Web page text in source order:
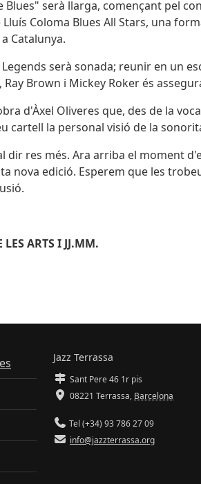
Blues" serà llarga, començant pel
Coloma Blues All Stars, una
Catalunya.
serà sonada; reunir en un
Ray Brown i Mickey Roker és
d'Àxel Oliveres que, des de la
cartell la personal visió de la
dir res més. Ara arriba el moment
nova edició. Esperem que les
LES ARTS I JJ.MM.
Jazz Terrassa
Sant Pere 46 1r pis
08221 Terrassa, Barcelona
Tel (+34) 93 786 27 09
info@jazzterrassa.org